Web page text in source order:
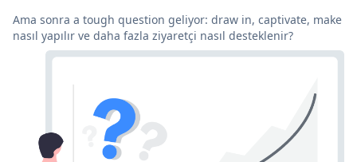
Ama sonra a tough question geliyor: draw in, captivate, make
nasıl yapılır ve daha fazla ziyaretçi nasıl desteklenir?